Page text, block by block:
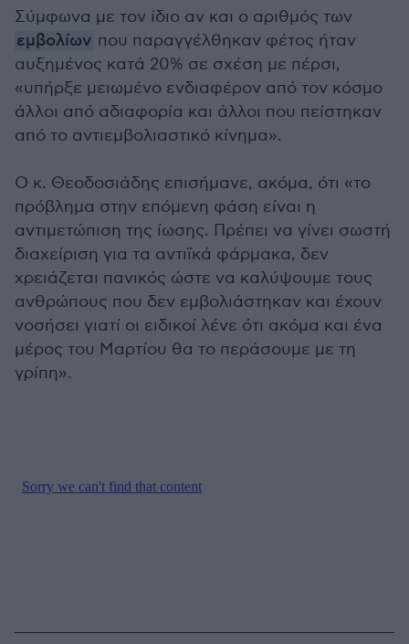
Σύμφωνα με τον ίδιο αν και ο αριθμός των
εμβολίων που παραγγέλθηκαν φέτος ήταν
αυξημένος κατά 20% σε σχέση με πέρσι,
«υπήρξε μειωμένο ενδιαφέρον από τον κόσμο
άλλοι από αδιαφορία και άλλοι που πείστηκαν
από το αντιεμβολιαστικό κίνημα».
Ο κ. Θεοδοσιάδης επισήμανε, ακόμα, ότι «το
πρόβλημα στην επόμενη φάση είναι η
αντιμετώπιση της ίωσης. Πρέπει να γίνει σωστή
διαχείριση για τα αντιϊκά φάρμακα, δεν
χρειάζεται πανικός ώστε να καλύψουμε τους
ανθρώπους που δεν εμβολιάστηκαν και έχουν
νοσήσει γιατί οι ειδικοί λένε ότι ακόμα και ένα
μέρος του Μαρτίου θα το περάσουμε με τη
γρίπη».